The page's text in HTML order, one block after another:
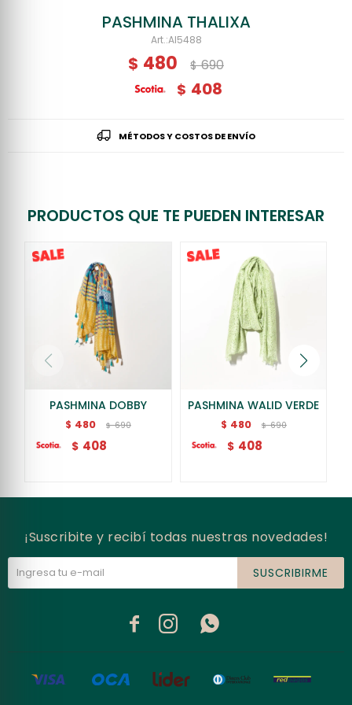
PASHMINA THALIXA
AI5488
$ 480 $ 690
$ 408
MÉTODOS Y COSTOS DE ENVÍO
PRODUCTOS QUE TE PUEDEN INTERESAR
PASHMINA DOBBY
$ 480 $ 690
$ 408
PASHMINA WALID VERDE
$ 480 $ 690
$ 408
¡Suscribite y recibí todas nuestras novedades!
SUSCRIBIRME
  